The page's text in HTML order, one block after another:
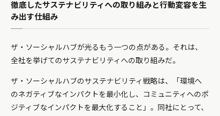
徹底したサステナビリティへの取り組みと行動変容を生
み出す仕組み
ザ・ソーシャルハブが光るもう一つの点がある。それは、
全社を挙げてのサステナビリティへの取り組みだ。
ザ・ソーシャルハブのサステナビリティ戦略は、「環境へ
のネガティブなインパクトを最小化し、コミュニティへのポ
ジティブなインパクトを最大化すること」。同社にとって、